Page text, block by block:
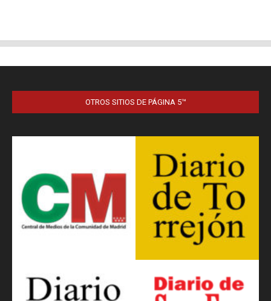
OTROS SITIOS DE PÁGINA 5™